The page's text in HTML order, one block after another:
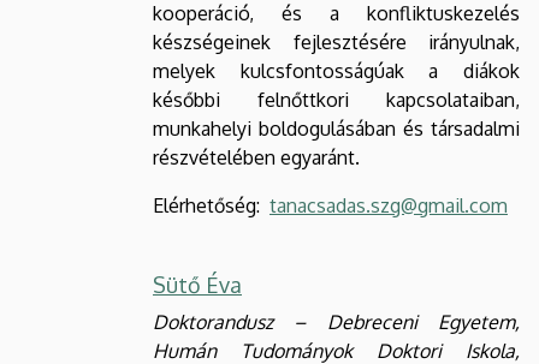
kooperáció, és a konfliktuskezelés
készségeinek fejlesztésére irányulnak,
melyek kulcsfontosságúak a diákok
későbbi felnőttkori kapcsolataiban,
munkahelyi boldogulásában és társadalmi
részvételében egyaránt.
Elérhetőség: tanacsadas.szg@gmail.com
Sütő Éva
Doktorandusz – Debreceni Egyetem,
Humán Tudományok Doktori Iskola,